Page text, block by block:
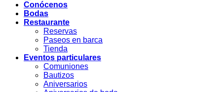
Conócenos
Bodas
Restaurante
Reservas
Paseos en barca
Tienda
Eventos particulares
Comuniones
Bautizos
Aniversarios